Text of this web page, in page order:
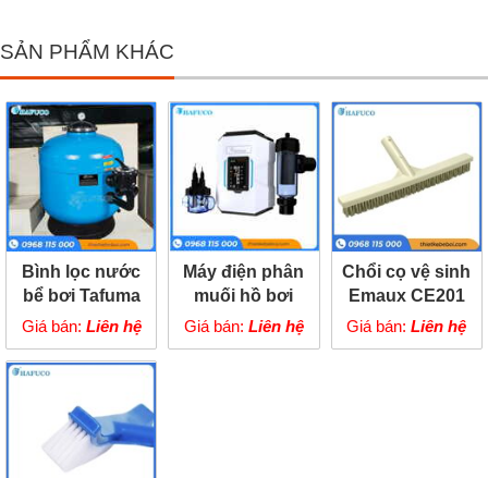
SẢN PHẨM KHÁC
Bình lọc nước
bể bơi Tafuma
TGS
Giá bán: Liên hệ
Máy điện phân
muối hồ bơi
Emaux
Giá bán: Liên hệ
Chổi cọ vệ sinh
Emaux CE201
Giá bán:Liên hệ